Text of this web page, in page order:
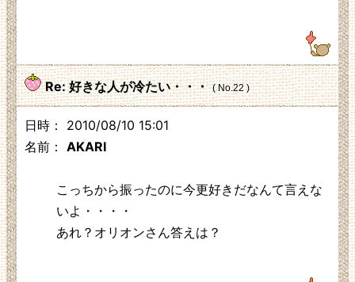
Re: 好きな人が冷たい・・・ ( No.22 )
日時： 2010/08/10 15:01
名前： AKARI
こっちから振ったのに今更好きだなんて言えな
いよ・・・・
あれ？オリオンさん答えは？